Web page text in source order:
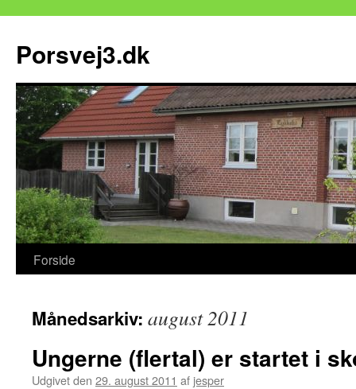
indhold
Porsvej3.dk
Forside
Månedsarkiv: august 2011
Ungerne (flertal) er startet i
Udgivet den 29. august 2011 af jesper